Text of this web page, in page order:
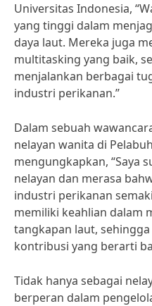
Universitas Indonesia,
yang tinggi dalam
daya laut. Mereka juga
multitasking yang baik,
menjalankan berbagai
industri perikanan.”
Dalam sebuah
nelayan wanita di
mengungkapkan, “Saya
nelayan dan merasa
industri perikanan
memiliki keahlian dalam
tangkapan laut,
kontribusi yang berarti
Tidak hanya sebagai
berperan dalam